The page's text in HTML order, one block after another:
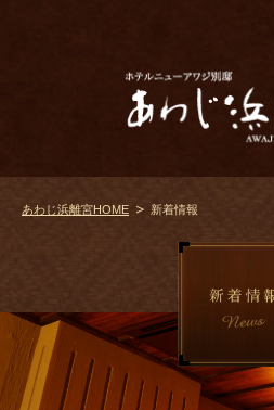
あわじ浜離宮HOME 新着情報